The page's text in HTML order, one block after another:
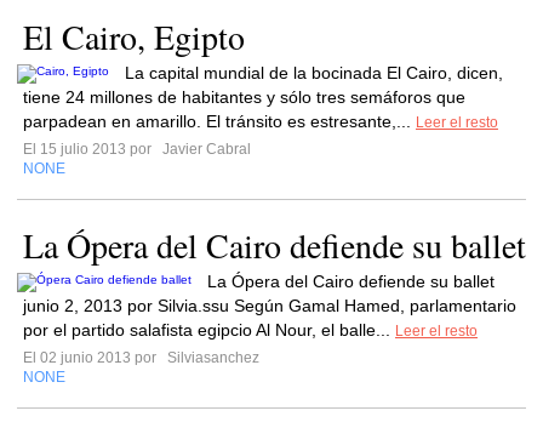
El Cairo, Egipto
La capital mundial de la bocinada El Cairo, dicen,
tiene 24 millones de habitantes y sólo tres semáforos que
parpadean en amarillo. El tránsito es estresante,...
Leer el resto
El 15 julio 2013 por
Javier Cabral
NONE
La Ópera del Cairo defiende su ballet
La Ópera del Cairo defiende su ballet
junio 2, 2013 por Silvia.ssu Según Gamal Hamed, parlamentario
por el partido salafista egipcio Al Nour, el balle...
Leer el resto
El 02 junio 2013 por
Silviasanchez
NONE